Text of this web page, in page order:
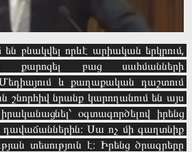
են բնակվել որևէ արիական երկրում,
քարոզել բաց սահմանների
Մեդիայում և քաղաքական դաշտում
շնորհիվ նրանք կարողանում են այս
օգտագործելով իրենց
Սա ոչ մի գաղտնիք
տեսություն է։ Իրենց ծրագրերը